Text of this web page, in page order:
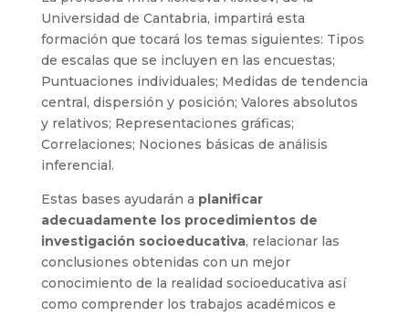
Universidad de Cantabria, impartirá esta
formación que tocará los temas siguientes: Tipos
de escalas que se incluyen en las encuestas;
Puntuaciones individuales; Medidas de tendencia
central, dispersión y posición; Valores absolutos
y relativos; Representaciones gráficas;
Correlaciones; Nociones básicas de análisis
inferencial.
Estas bases ayudarán a planificar
adecuadamente los procedimientos de
investigación socioeducativa, relacionar las
conclusiones obtenidas con un mejor
conocimiento de la realidad socioeducativa así
como comprender los trabajos académicos e